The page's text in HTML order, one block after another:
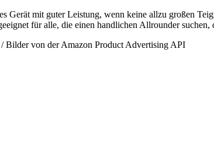
Gerät mit guter Leistung, wenn keine allzu großen
für alle, die einen handlichen Allrounder
von der Amazon Product Advertising API